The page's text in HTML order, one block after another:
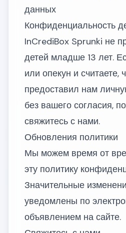
данных
Конфиденциальность
InCrediBox Sprunki не
детей младше 13 лет.
или опекун и считаете,
предоставил нам
без вашего согласия,
свяжитесь с нами.
Обновления политики
Мы можем время от
эту политику
Значительные
уведомлены по
объявлением на сайте.